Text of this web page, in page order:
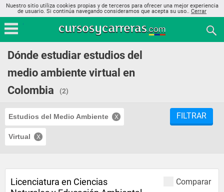
Nuestro sitio utiliza cookies propias y de terceros para ofrecer una mejor experiencia
de usuario. Si continúa navegando consideramos que acepta su uso.. Cerrar
Dónde estudiar estudios del
medio ambiente virtual en
Colombia
(2)
Estudios del Medio Ambiente
Virtual
FILTRAR
Comparar
Licenciatura en Ciencias